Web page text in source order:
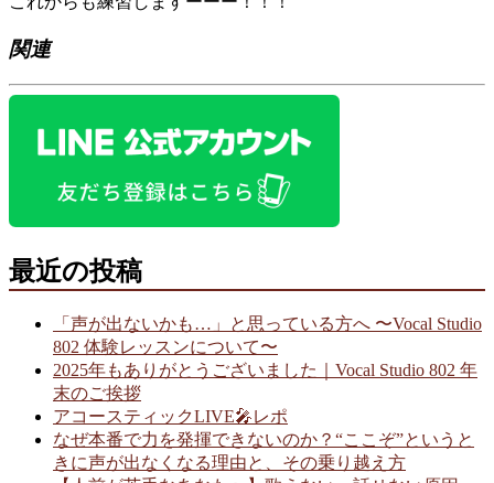
関連
最近の投稿
「声が出ないかも…」と思っている方へ 〜Vocal Studio
802 体験レッスンについて〜
2025年もありがとうございました｜Vocal Studio 802 年
末のご挨拶
アコースティックLIVE🎤レポ
なぜ本番で力を発揮できないのか？“ここぞ”というと
きに声が出なくなる理由と、その乗り越え方